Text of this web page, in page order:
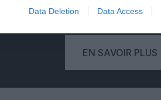
Data Deletion Data Access
EN SAVOIR PLUS